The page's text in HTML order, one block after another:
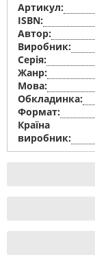
Артикул:
ISBN:
Автор:
Виробник:
Серiя:
Жанр:
Мова:
Обкладинка:
Формат:
Країна
виробник: